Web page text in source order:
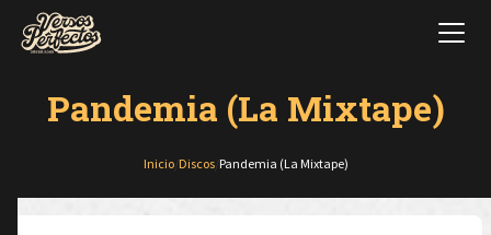
Pandemia (La Mixtape)
Inicio/ Discos/ Pandemia (La Mixtape)